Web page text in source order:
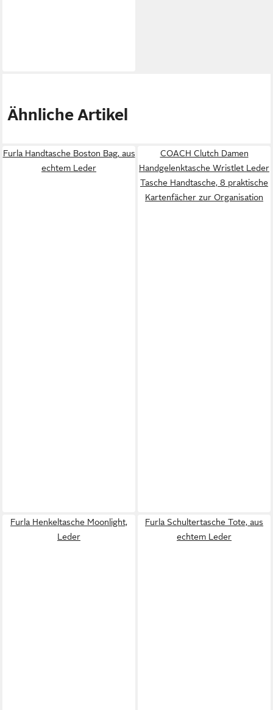
Ähnliche Artikel
Furla Handtasche Boston Bag, aus
echtem Leder
COACH Clutch Damen
Handgelenktasche Wristlet Leder
Tasche Handtasche, 8 praktische
Kartenfächer zur Organisation
Furla Henkeltasche Moonlight,
Leder
Furla Schultertasche Tote, aus
echtem Leder